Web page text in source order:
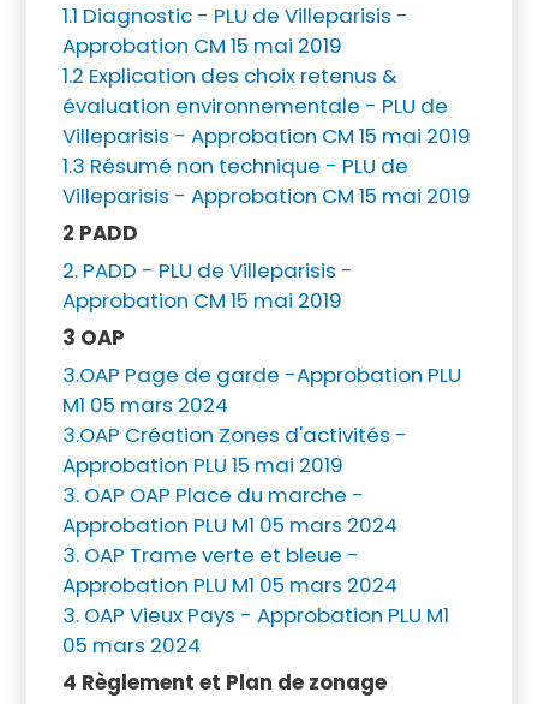
1.1 Diagnostic - PLU de Villeparisis -
Approbation CM 15 mai 2019
1.2 Explication des choix retenus &
évaluation environnementale - PLU de
Villeparisis - Approbation CM 15 mai 2019
1.3 Résumé non technique - PLU de
Villeparisis - Approbation CM 15 mai 2019
2 PADD
2. PADD - PLU de Villeparisis -
Approbation CM 15 mai 2019
3 OAP
3.OAP Page de garde -Approbation PLU
M1 05 mars 2024
3.OAP Création Zones d'activités -
Approbation PLU 15 mai 2019
3. OAP OAP Place du marche -
Approbation PLU M1 05 mars 2024
3. OAP Trame verte et bleue -
Approbation PLU M1 05 mars 2024
3. OAP Vieux Pays - Approbation PLU M1
05 mars 2024
4 Règlement et Plan de zonage